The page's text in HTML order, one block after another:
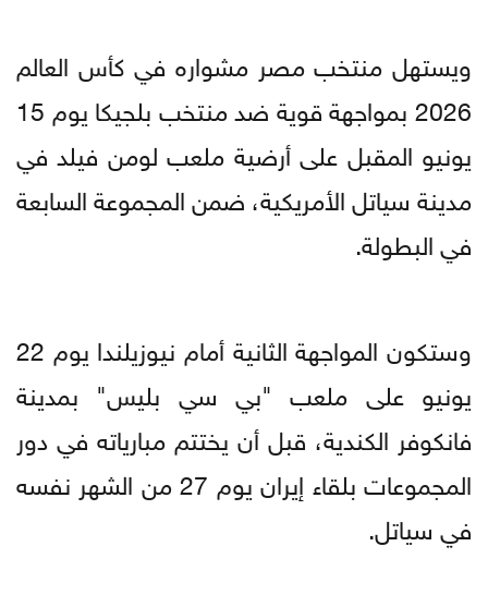
ويستهل منتخب مصر مشواره في كأس العالم
2026 بمواجهة قوية ضد منتخب بلجيكا يوم 15
يونيو المقبل على أرضية ملعب لومن فيلد في
مدينة سياتل الأمريكية، ضمن المجموعة السابعة
في البطولة.
وستكون المواجهة الثانية أمام نيوزيلندا يوم 22
يونيو على ملعب "بي سي بليس" بمدينة
فانكوفر الكندية، قبل أن يختتم مبارياته في دور
المجموعات بلقاء إيران يوم 27 من الشهر نفسه
في سياتل.